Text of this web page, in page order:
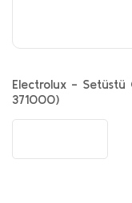
Electrolux - Setüstü
371000)